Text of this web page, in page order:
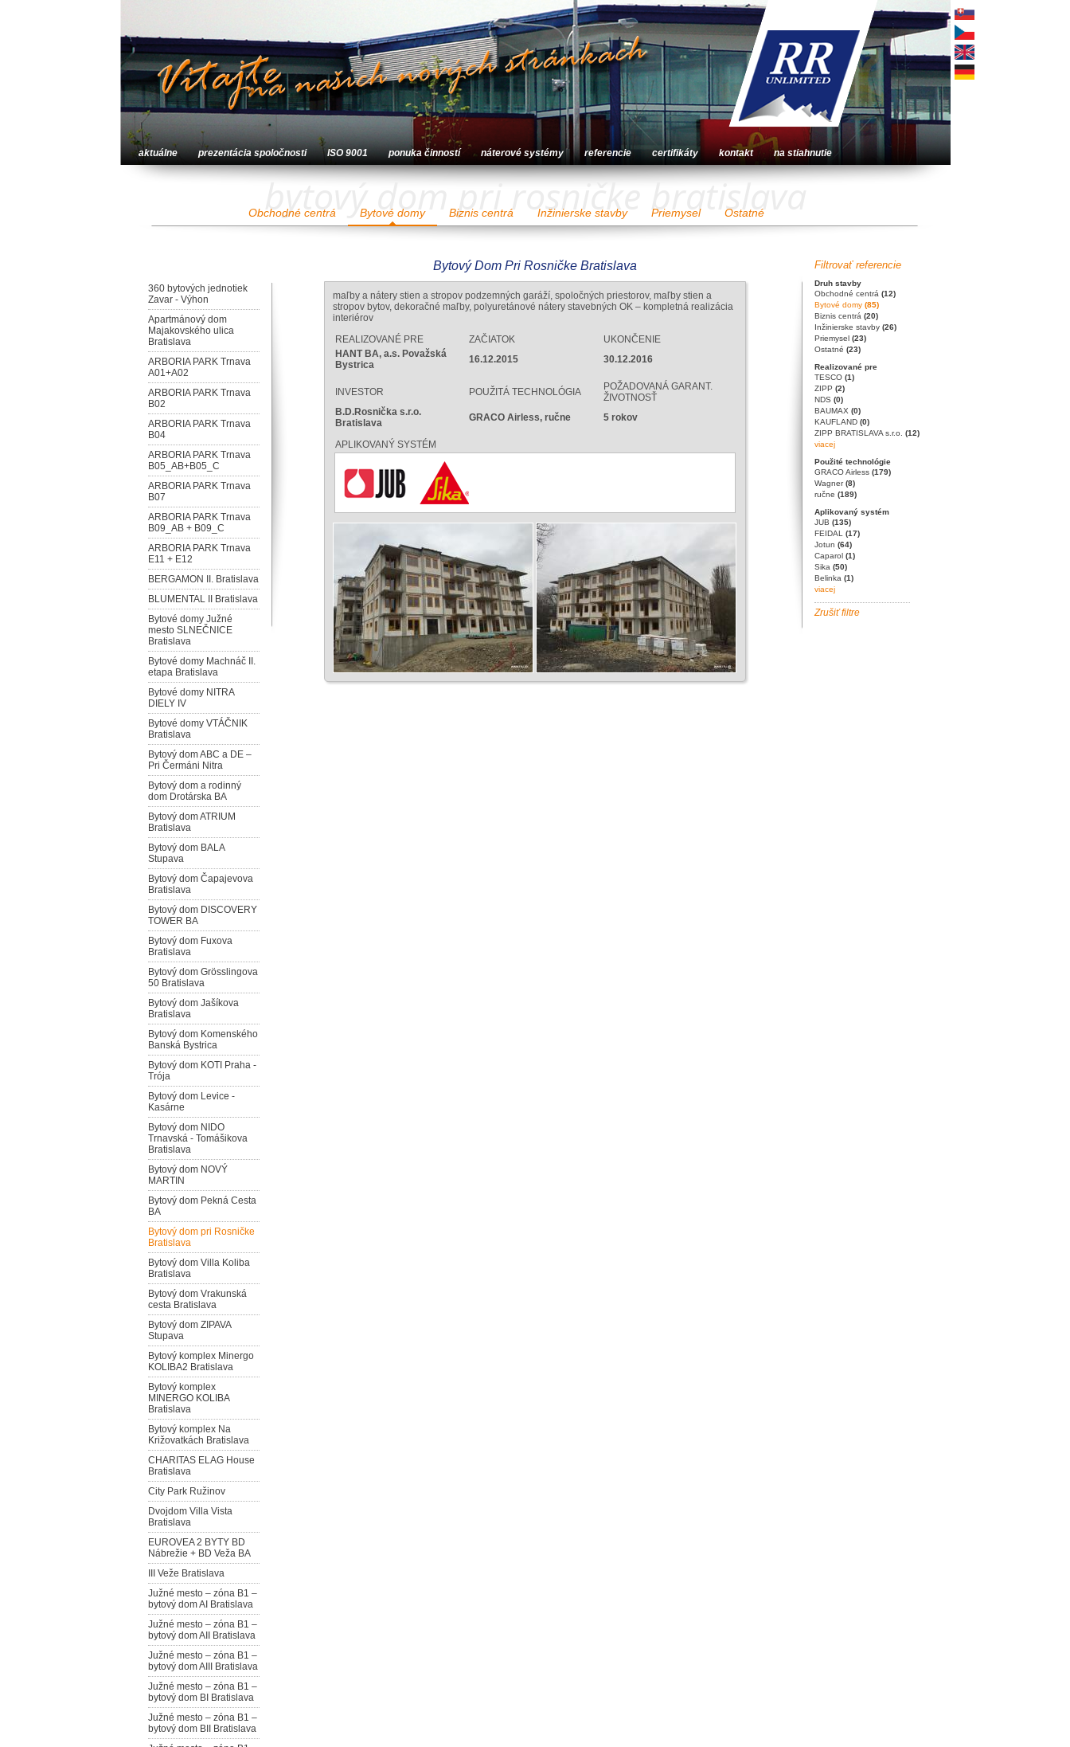
aktuálne prezentácia spoločnosti ISO 9001 ponuka činností náterové systémy referencie certifikáty kontakt na stiahnutie
Obchodné centrá Bytové domy Biznis centrá Inžinierske stavby Priemysel Ostatné
bytový dom pri rosničke bratislava
360 bytových jednotiek
Zavar - Výhon
Apartmánový dom
Majakovského ulica
Bratislava
ARBORIA PARK Trnava
A01+A02
ARBORIA PARK Trnava
B02
ARBORIA PARK Trnava
B04
ARBORIA PARK Trnava
B05_AB+B05_C
ARBORIA PARK Trnava
B07
ARBORIA PARK Trnava
B09_AB + B09_C
ARBORIA PARK Trnava
E11 + E12
BERGAMON II. Bratislava
BLUMENTAL II Bratislava
Bytové domy Južné
mesto SLNEČNICE
Bratislava
Bytové domy Machnáč II.
etapa Bratislava
Bytové domy NITRA
DIELY IV
Bytové domy VTÁČNIK
Bratislava
Bytový dom ABC a DE –
Pri Čermáni Nitra
Bytový dom a rodinný
dom Drotárska BA
Bytový dom ATRIUM
Bratislava
Bytový dom BALA
Stupava
Bytový dom Čapajevova
Bratislava
Bytový dom DISCOVERY
TOWER BA
Bytový dom Fuxova
Bratislava
Bytový dom Grösslingova
50 Bratislava
Bytový dom Jašíkova
Bratislava
Bytový dom Komenského
Banská Bystrica
Bytový dom KOTI Praha -
Trója
Bytový dom Levice -
Kasárne
Bytový dom NIDO
Trnavská - Tomášikova
Bratislava
Bytový dom NOVÝ
MARTIN
Bytový dom Pekná Cesta
BA
Bytový dom pri Rosničke
Bratislava
Bytový dom Villa Koliba
Bratislava
Bytový dom Vrakunská
cesta Bratislava
Bytový dom ZIPAVA
Stupava
Bytový komplex Minergo
KOLIBA2 Bratislava
Bytový komplex
MINERGO KOLIBA
Bratislava
Bytový komplex Na
Križovatkách Bratislava
CHARITAS ELAG House
Bratislava
City Park Ružinov
Dvojdom Villa Vista
Bratislava
EUROVEA 2 BYTY BD
Nábrežie + BD Veža BA
III Veže Bratislava
Južné mesto – zóna B1 –
bytový dom AI Bratislava
Južné mesto – zóna B1 –
bytový dom AII Bratislava
Južné mesto – zóna B1 –
bytový dom AIII Bratislava
Južné mesto – zóna B1 –
bytový dom BI Bratislava
Južné mesto – zóna B1 –
bytový dom BII Bratislava
Filtrovať referencie
Druh stavby
Obchodné centrá (12)
Bytové domy (85)
Biznis centrá (20)
Inžinierske stavby (26)
Priemysel (23)
Ostatné (23)
Realizované pre
TESCO (1)
ZIPP (2)
NDS (0)
BAUMAX (0)
KAUFLAND (0)
ZIPP BRATISLAVA s.r.o. (12)
viacej
Použité technológie
GRACO Airless (179)
Wagner(8)
ručne (189)
Aplikovaný systém
JUB (135)
FEIDAL (17)
Jotun (64)
Caparol (1)
Sika (50)
Belinka (1)
viacej
Zrušiť filtre
Bytový Dom Pri Rosničke Bratislava
maľby a nátery stien a stropov podzemných garáží, spoločných priestorov, maľby stien a
stropov bytov, dekoračné maľby, polyuretánové nátery stavebných OK – kompletná realizácia
interiérov
REALIZOVANÉ PRE
ZAČIATOK
UKONČENIE
HANT BA, a.s. Považská
Bystrica
16.12.2015 30.12.2016
INVESTOR POUŽITÁ TECHNOLÓGIA
POŽADOVANÁ GARANT.
ŽIVOTNOSŤ
B.D.Rosnička s.r.o.
Bratislava
GRACO Airless, ručne 5 rokov
APLIKOVANÝ SYSTÉM